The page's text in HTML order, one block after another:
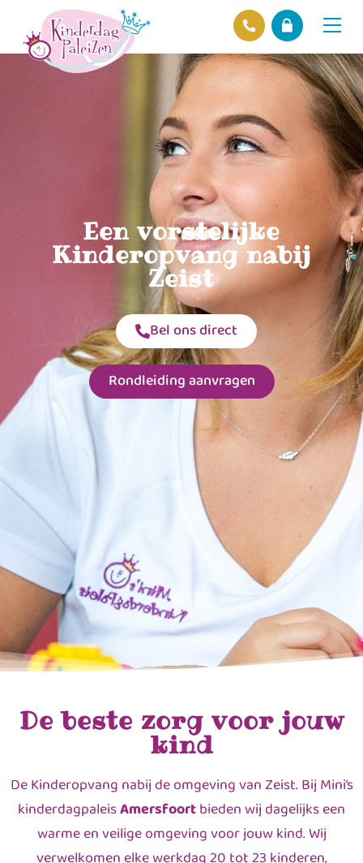
Een vorstelijke
Kinderopvang nabij
Zeist
Bel ons direct
Rondleiding aanvragen
De beste zorg voor jouw
kind
De Kinderopvang nabij de omgeving van Zeist. Bij Mini’s
kinderdagpaleisAmersfoortbieden wij dagelijks een
warme en veilige omgeving voor jouw kind. Wij